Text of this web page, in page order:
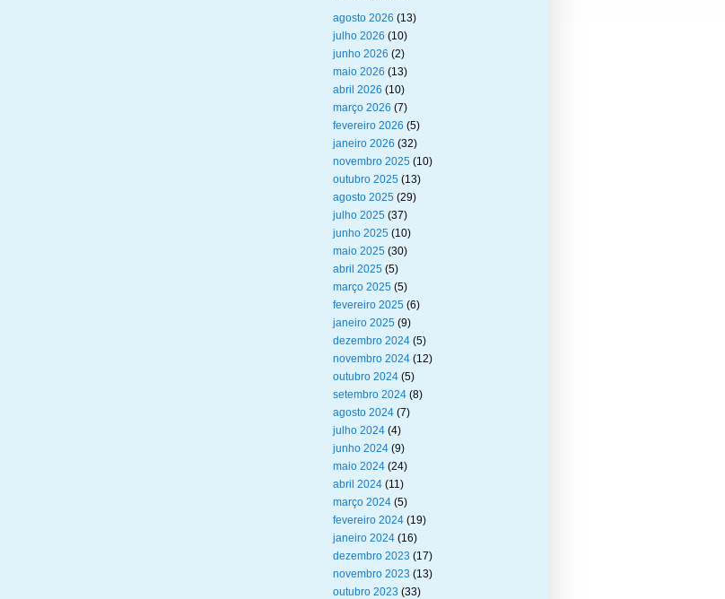
agosto 2026 (13)
julho 2026 (10)
junho 2026 (2)
maio 2026 (13)
abril 2026 (10)
março 2026 (7)
fevereiro 2026 (5)
janeiro 2026 (32)
novembro 2025 (10)
outubro 2025 (13)
agosto 2025 (29)
julho 2025 (37)
junho 2025 (10)
maio 2025 (30)
abril 2025 (5)
março 2025 (5)
fevereiro 2025 (6)
janeiro 2025 (9)
dezembro 2024 (5)
novembro 2024 (12)
outubro 2024 (5)
setembro 2024 (8)
agosto 2024 (7)
julho 2024 (4)
junho 2024 (9)
maio 2024 (24)
abril 2024 (11)
março 2024 (5)
fevereiro 2024 (19)
janeiro 2024 (16)
dezembro 2023 (17)
novembro 2023 (13)
outubro 2023 (33)